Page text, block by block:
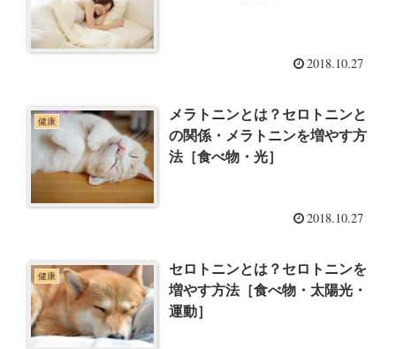
2018.10.27
健康
メラトニンとは？セロトニンと
の関係・メラトニンを増やす方
法［食べ物・光］
2018.10.27
健康
セロトニンとは？セロトニンを
増やす方法［食べ物・太陽光・
運動］